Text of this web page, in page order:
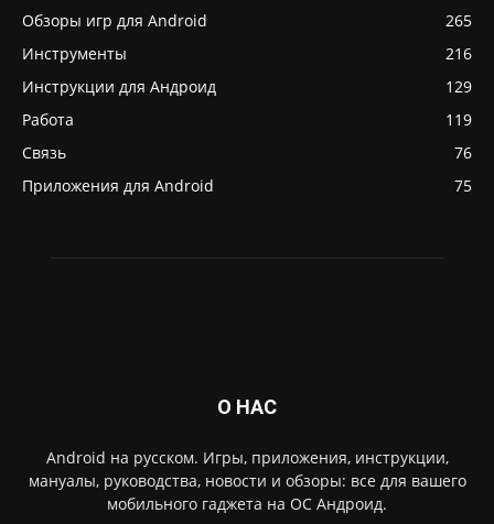
Обзоры игр для Android
265
Инструменты
216
Инструкции для Андроид
129
Работа
119
Связь
76
Приложения для Android
75
О НАС
Android на русском. Игры, приложения, инструкции,
мануалы, руководства, новости и обзоры: все для вашего
мобильного гаджета на ОС Андроид.